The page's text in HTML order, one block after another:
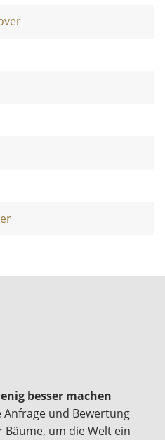
besser machen
und Bewertung
um die Welt ein